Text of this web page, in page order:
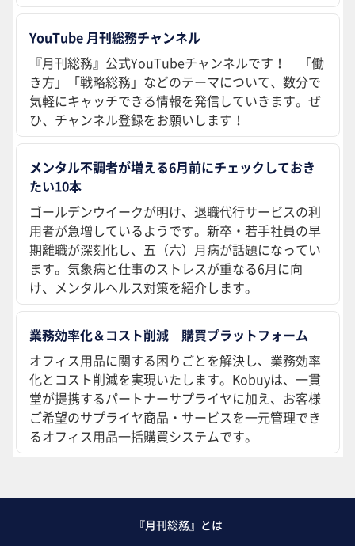
YouTube 月刊総務チャンネル
『月刊総務』公式YouTubeチャンネルです！ 「働
き方」「戦略総務」などのテーマについて、数分で
気軽にキャッチできる情報を発信していきます。ぜ
ひ、チャンネル登録をお願いします！
メンタル不調者が増える6月前にチェックしておき
たい10本
ゴールデンウイークが明け、退職代行サービスの利
用者が急増しているようです。新卒・若手社員の早
期離職が深刻化し、五（六）月病が話題になってい
ます。気象病と仕事のストレスが重なる6月に向
け、メンタルヘルス対策を紹介します。
業務効率化＆コスト削減 購買プラットフォーム
オフィス用品に関する困りごとを解決し、業務効率
化とコスト削減を実現いたします。Kobuyは、一貫
堂が提携するパートナーサプライヤに加え、お客様
ご希望のサプライヤ商品・サービスを一元管理でき
るオフィス用品一括購買システムです。
『月刊総務』とは